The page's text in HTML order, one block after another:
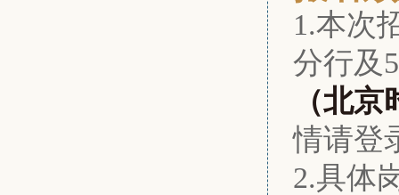
1.本次
分行及
（北
情请登
2.具体